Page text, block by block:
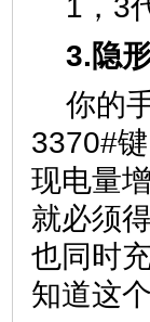
3.隐
你的
3370#
现电量
就必须
也同时
知道这